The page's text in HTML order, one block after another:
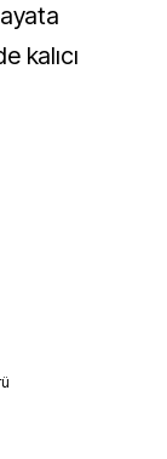
kalıcı